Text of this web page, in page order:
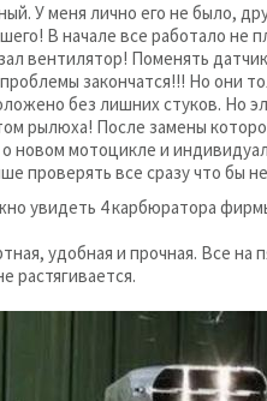
У меня лично его не было,
В начале все работало не
вентилятор! Поменять
закончатся!!! Но они
без лишних стуков. Но
рылюха! После замены
новом мотоцикле и
проверять все сразу что бы
увидеть 4 карбюратора
удобная и прочная. Все на
растягивается.